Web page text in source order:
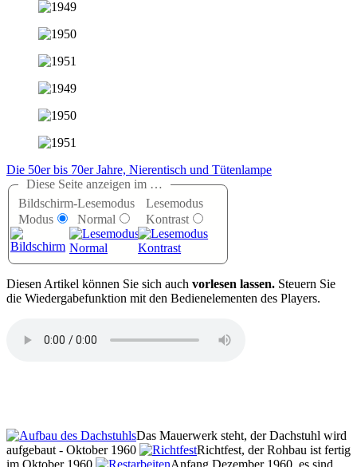
Die 50er bis 70er Jahre, Nierentisch und Tütenlampe
Diese Seite anzeigen im …
Bildschirm-
Modus
Lesemodus
Normal
Lesemodus
Kontrast
Diesen Artikel können Sie sich auch vorlesen lassen. Steuern Sie
die Wiedergabefunktion mit den Bedienelementen des Players.
Das Mauerwerk steht, der Dachstuhl wird
aufgebaut - Oktober 1960
Richtfest, der Rohbau ist fertig
im Oktober 1960
Anfang Dezember 1960, es sind